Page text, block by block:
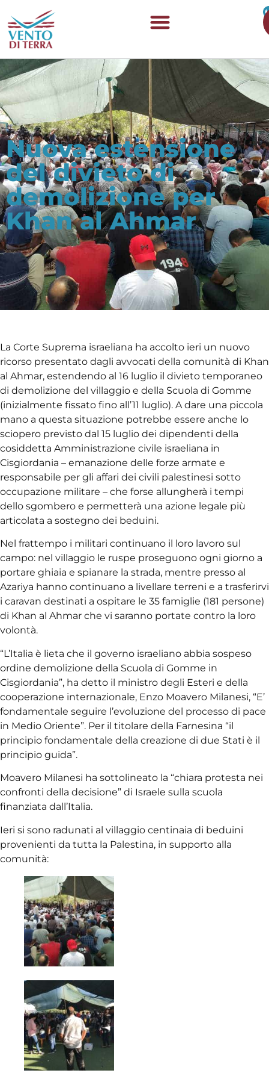
Nuova estensione
del divieto di
demolizione per
Khan al Ahmar
La Corte Suprema israeliana ha accolto ieri un nuovo
ricorso presentato dagli avvocati della comunità di Khan
al Ahmar, estendendo al 16 luglio il divieto temporaneo
di demolizione del villaggio e della Scuola di Gomme
(inizialmente fissato fino all’11 luglio). A dare una piccola
mano a questa situazione potrebbe essere anche lo
sciopero previsto dal 15 luglio dei dipendenti della
cosiddetta Amministrazione civile israeliana in
Cisgiordania – emanazione delle forze armate e
responsabile per gli affari dei civili palestinesi sotto
occupazione militare – che forse allungherà i tempi
dello sgombero e permetterà una azione legale più
articolata a sostegno dei beduini.
Nel frattempo i militari continuano il loro lavoro sul
campo: nel villaggio le ruspe proseguono ogni giorno a
portare ghiaia e spianare la strada, mentre presso al
Azariya hanno continuano a livellare terreni e a trasferirvi
i caravan destinati a ospitare le 35 famiglie (181 persone)
di Khan al Ahmar che vi saranno portate contro la loro
volontà.
“L’Italia è lieta che il governo israeliano abbia sospeso
ordine demolizione della Scuola di Gomme in
Cisgiordania”, ha detto il ministro degli Esteri e della
cooperazione internazionale, Enzo Moavero Milanesi, “E’
fondamentale seguire l’evoluzione del processo di pace
in Medio Oriente”. Per il titolare della Farnesina “il
principio fondamentale della creazione di due Stati è il
principio guida”.
Moavero Milanesi ha sottolineato la “chiara protesta nei
confronti della decisione” di Israele sulla scuola
finanziata dall’Italia.
Ieri si sono radunati al villaggio centinaia di beduini
provenienti da tutta la Palestina, in supporto alla
comunità: